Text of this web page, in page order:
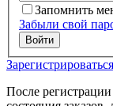
Запомнить
Забыли свой
Войти
Зарегистрироваться
После